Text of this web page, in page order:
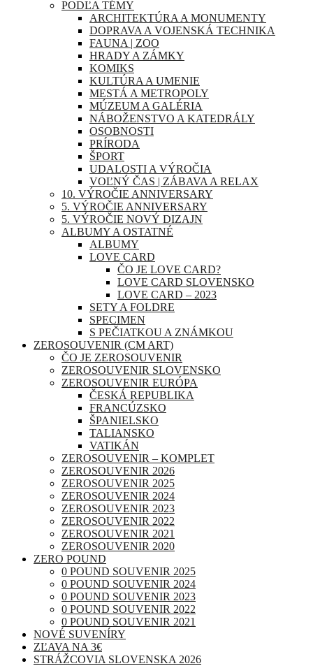
PODĽA TÉMY
ARCHITEKTÚRA A MONUMENTY
DOPRAVA A VOJENSKÁ TECHNIKA
FAUNA | ZOO
HRADY A ZÁMKY
KOMIKS
KULTÚRA A UMENIE
MESTÁ A METROPOLY
MÚZEUM A GALÉRIA
NÁBOŽENSTVO A KATEDRÁLY
OSOBNOSTI
PRÍRODA
ŠPORT
UDALOSTI A VÝROČIA
VOĽNÝ ČAS | ZÁBAVA A RELAX
10. VÝROČIE ANNIVERSARY
5. VÝROČIE ANNIVERSARY
5. VÝROČIE NOVÝ DIZAJN
ALBUMY A OSTATNÉ
ALBUMY
LOVE CARD
ČO JE LOVE CARD?
LOVE CARD SLOVENSKO
LOVE CARD – 2023
SETY A FOLDRE
SPECIMEN
S PEČIATKOU A ZNÁMKOU
ZEROSOUVENIR (CM ART)
ČO JE ZEROSOUVENIR
ZEROSOUVENIR SLOVENSKO
ZEROSOUVENIR EURÓPA
ČESKÁ REPUBLIKA
FRANCÚZSKO
ŠPANIELSKO
TALIANSKO
VATIKÁN
ZEROSOUVENIR – KOMPLET
ZEROSOUVENIR 2026
ZEROSOUVENIR 2025
ZEROSOUVENIR 2024
ZEROSOUVENIR 2023
ZEROSOUVENIR 2022
ZEROSOUVENIR 2021
ZEROSOUVENIR 2020
ZERO POUND
0 POUND SOUVENIR 2025
0 POUND SOUVENIR 2024
0 POUND SOUVENIR 2023
0 POUND SOUVENIR 2022
0 POUND SOUVENIR 2021
NOVÉ SUVENÍRY
ZĽAVA NA 3€
STRÁŽCOVIA SLOVENSKA 2026